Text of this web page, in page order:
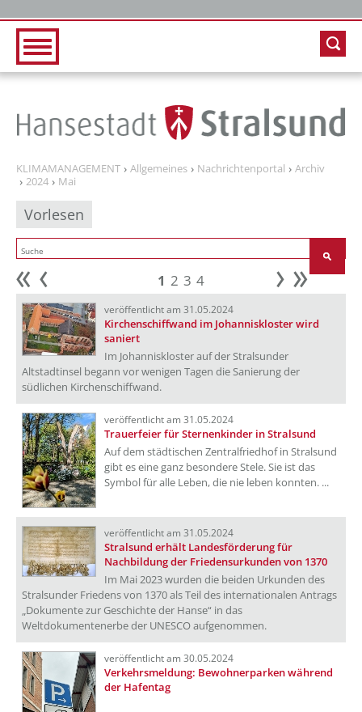
KLIMAMANAGEMENT Allgemeines Nachrichtenportal
Archiv
2024
Mai
Vorlesen
Anfang 1 2 3 4 weiter
veröffentlicht am 31.05.2024
Kirchenschiffwand im Johanniskloster wird
saniert
Im Johanniskloster auf der Stralsunder
Altstadtinsel begann vor wenigen Tagen die Sanierung der
südlichen Kirchenschiffwand.
veröffentlicht am 31.05.2024
Trauerfeier für Sternenkinder in Stralsund
Auf dem städtischen Zentralfriedhof in Stralsund
gibt es eine ganz besondere Stele. Sie ist das
Symbol für alle Leben, die nie leben konnten. ...
veröffentlicht am 31.05.2024
Stralsund erhält Landesförderung für
Nachbildung der Friedensurkunden von 1370
Im Mai 2023 wurden die beiden Urkunden des
Stralsunder Friedens von 1370 als Teil des internationalen Antrags
„Dokumente zur Geschichte der Hanse“ in das
Weltdokumentenerbe der UNESCO aufgenommen.
veröffentlicht am 30.05.2024
Verkehrsmeldung: Bewohnerparken während
der Hafentag